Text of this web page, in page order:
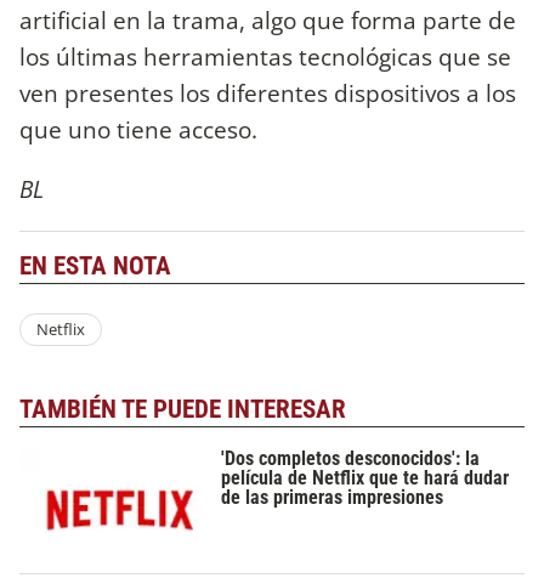
artificial en la trama, algo que forma parte de
los últimas herramientas tecnológicas que se
ven presentes los diferentes dispositivos a los
que uno tiene acceso.
BL
EN ESTA NOTA
Netflix
TAMBIÉN TE PUEDE INTERESAR
'Dos completos desconocidos': la
película de Netflix que te hará dudar
de las primeras impresiones